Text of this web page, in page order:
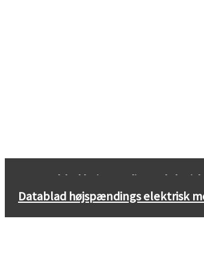
Datablad højspændings elektrisk
Datablad højspændings elektrisk